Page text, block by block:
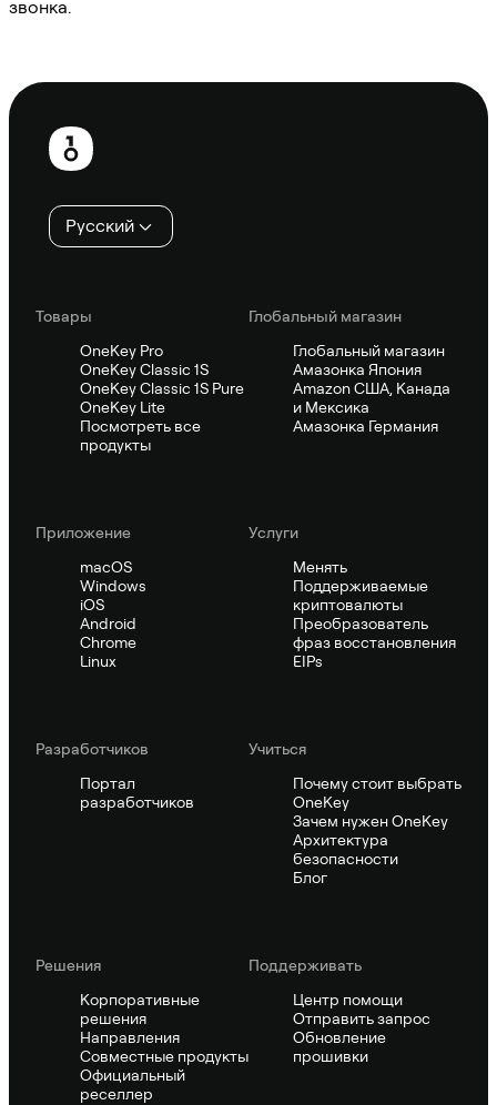
звонка.
Нижний
колонтитул
Русский
Товары
OneKey Pro
OneKey Classic 1S
OneKey Classic 1S Pure
OneKey Lite
Посмотреть все
продукты
Глобальный магазин
Глобальный магазин
Амазонка Япония
Amazon США, Канада
и Мексика
Амазонка Германия
Приложение
macOS
Windows
iOS
Android
Chrome
Linux
Услуги
Менять
Поддерживаемые
криптовалюты
Преобразователь
фраз восстановления
EIPs
Pазработчиков
Портал
разработчиков
Учиться
Почему стоит выбрать
OneKey
Зачем нужен OneKey
Архитектура
безопасности
Блог
Решения
Корпоративные
решения
Направления
Совместные продукты
Официальный
реселлер
Поддерживать
Центр помощи
Отправить запрос
Обновление
прошивки